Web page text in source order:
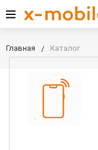
Главная Каталог